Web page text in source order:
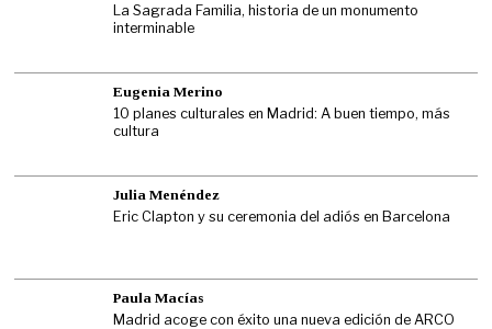
La Sagrada Familia, historia de un monumento
interminable
Eugenia Merino
10 planes culturales en Madrid: A buen tiempo, más
cultura
Julia Menéndez
Eric Clapton y su ceremonia del adiós en Barcelona
Paula Macías
Madrid acoge con éxito una nueva edición de ARCO